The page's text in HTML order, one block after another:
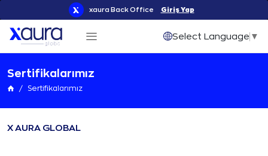
xaura Back Office Giriş Yap
Select Language ▼
Sertifikalarımız
Sertifikalarımız
X AURA GLOBAL